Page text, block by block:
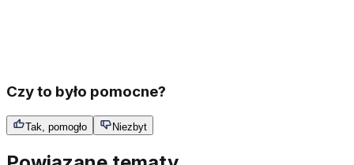
Czy to było pomocne?
Tak, pomogło Niezbyt